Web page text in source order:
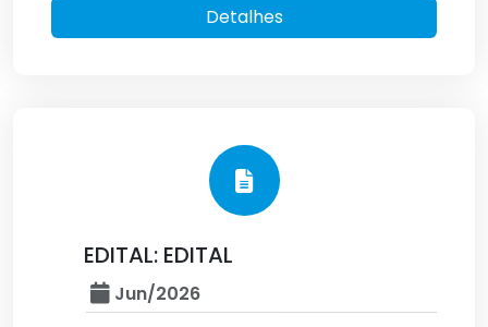
Detalhes
EDITAL: EDITAL
Jun/2026